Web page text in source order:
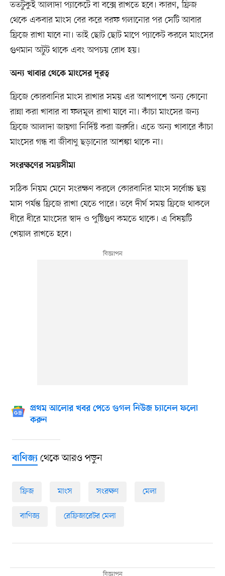
ততটুকুই আলাদা প্যাকেটে বা বক্সে রাখতে হবে। কারণ, ফ্রিজ
থেকে একবার মাংস বের করে বরফ গলানোর পর সেটি আবার
ফ্রিজে রাখা যাবে না। তাই ছোট ছোট মাপে প্যাকেট করলে মাংসের
গুণমান অটুট থাকে এবং অপচয় রোধ হয়।
অন্য খাবার থেকে মাংসের দূরত্ব
ফ্রিজে কোরবানির মাংস রাখার সময় এর আশপাশে অন্য কোনো
রান্না করা খাবার বা ফলমূল রাখা যাবে না। কাঁচা মাংসের জন্য
ফ্রিজে আলাদা জায়গা নির্দিষ্ট করা জরুরি। এতে অন্য খাবারে কাঁচা
মাংসের গন্ধ বা জীবাণু ছড়ানোর আশঙ্কা থাকে না।
সংরক্ষণের সময়সীমা
সঠিক নিয়ম মেনে সংরক্ষণ করলে কোরবানির মাংস সর্বোচ্চ ছয়
মাস পর্যন্ত ফ্রিজে রাখা যেতে পারে। তবে দীর্ঘ সময় ফ্রিজে থাকলে
ধীরে ধীরে মাংসের স্বাদ ও পুষ্টিগুণ কমতে থাকে। এ বিষয়টি
খেয়াল রাখতে হবে।
প্রথম আলোর খবর পেতে গুগল নিউজ চ্যানেল ফলো
করুন
বাণিজ্যথেকে আরও পড়ুন
ফ্রিজ মাংস সংরক্ষণ মেলা
বাণিজ্য রেফ্রিজারেটর মেলা